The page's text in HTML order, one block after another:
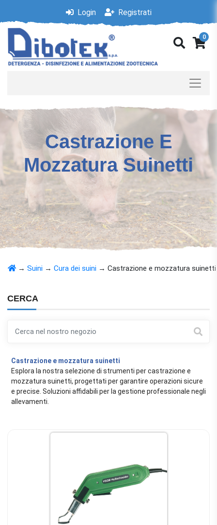
Login Registrati
0
Castrazione E
Mozzatura Suinetti
→ Suini → Cura dei suini → Castrazione e mozzatura suinetti
CERCA
Castrazione e mozzatura suinetti
Esplora la nostra selezione di strumenti per castrazione e
mozzatura suinetti, progettati per garantire operazioni sicure
e precise. Soluzioni affidabili per la gestione professionale negli
allevamenti.